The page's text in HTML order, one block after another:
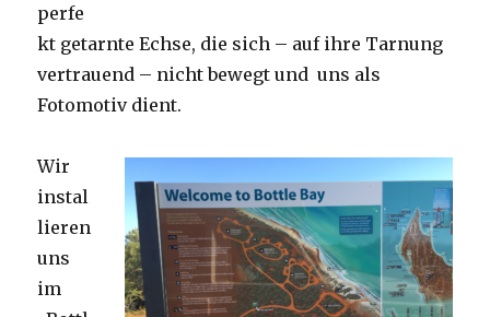
perfe
kt getarnte Echse, die sich – auf ihre Tarnung
vertrauend – nicht bewegt und uns als
Fotomotiv dient.
Wir
instal
lieren
uns
im